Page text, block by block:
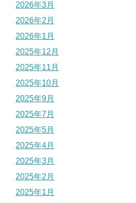
2026年3月
2026年2月
2026年1月
2025年12月
2025年11月
2025年10月
2025年9月
2025年7月
2025年5月
2025年4月
2025年3月
2025年2月
2025年1月